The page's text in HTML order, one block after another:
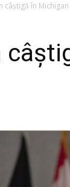
câştigă în Michigan